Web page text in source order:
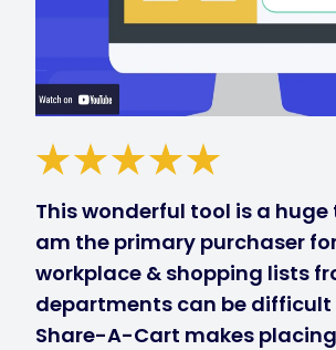
This wonderful tool is a huge
am the primary purchaser
workplace & shopping lists
departments can be difficult
Share-A-Cart makes